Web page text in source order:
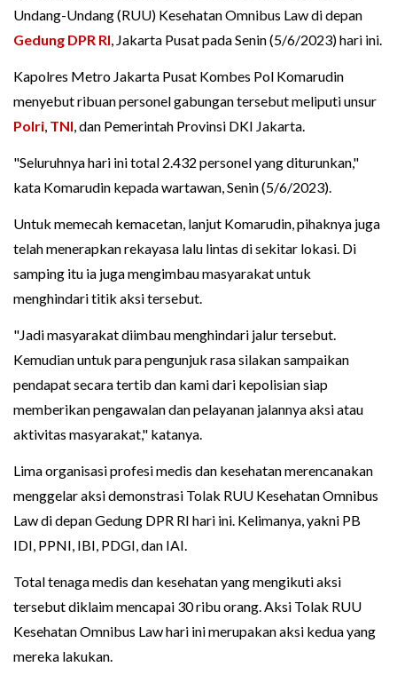
Undang-Undang (RUU) Kesehatan Omnibus Law di depan
Gedung DPR RI, Jakarta Pusat pada Senin (5/6/2023) hari ini.
Kapolres Metro Jakarta Pusat Kombes Pol Komarudin
menyebut ribuan personel gabungan tersebut meliputi unsur
Polri, TNI, dan Pemerintah Provinsi DKI Jakarta.
"Seluruhnya hari ini total 2.432 personel yang diturunkan,"
kata Komarudin kepada wartawan, Senin (5/6/2023).
Untuk memecah kemacetan, lanjut Komarudin, pihaknya juga
telah menerapkan rekayasa lalu lintas di sekitar lokasi. Di
samping itu ia juga mengimbau masyarakat untuk
menghindari titik aksi tersebut.
"Jadi masyarakat diimbau menghindari jalur tersebut.
Kemudian untuk para pengunjuk rasa silakan sampaikan
pendapat secara tertib dan kami dari kepolisian siap
memberikan pengawalan dan pelayanan jalannya aksi atau
aktivitas masyarakat," katanya.
Lima organisasi profesi medis dan kesehatan merencanakan
menggelar aksi demonstrasi Tolak RUU Kesehatan Omnibus
Law di depan Gedung DPR RI hari ini. Kelimanya, yakni PB
IDI, PPNI, IBI, PDGI, dan IAI.
Total tenaga medis dan kesehatan yang mengikuti aksi
tersebut diklaim mencapai 30 ribu orang. Aksi Tolak RUU
Kesehatan Omnibus Law hari ini merupakan aksi kedua yang
mereka lakukan.